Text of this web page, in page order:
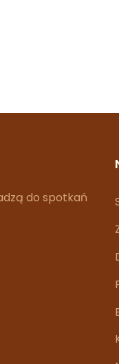
do spotkań